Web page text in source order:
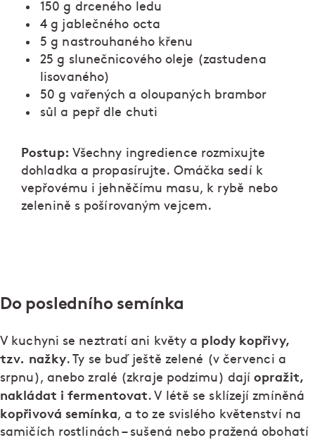
150 g drceného ledu
4 g jablečného octa
5 g nastrouhaného křenu
25 g slunečnicového oleje (zastudena
lisovaného)
50 g vařených a oloupaných brambor
sůl a pepř dle chuti
Postup: Všechny ingredience rozmixujte
dohladka a propasírujte. Omáčka sedí k
vepřovému i jehněčímu masu, k rybě nebo
zelenině s pošírovaným vejcem.
Do posledního semínka
V kuchyni se neztratí ani květy a plody kopřivy,
tzv. nažky. Ty se buď ještě zelené (v červenci a
srpnu), anebo zralé (zkraje podzimu) dajíopražit,
nakládat i fermentovat. V létě se sklízejí zmíněná
kopřivová semínka, a to ze svislého květenství na
samičích rostlinách – sušená nebo pražená obohatí